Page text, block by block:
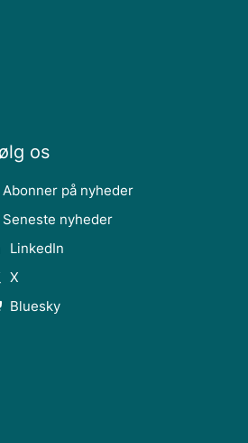
os
Abonner på nyheder
Seneste nyheder
LinkedIn
X
Bluesky